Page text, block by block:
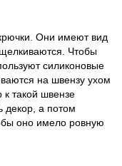
Они имеют вид
Чтобы
силиконовые
на швензу ухом
такой швензе
декор, а потом
оно имело ровную